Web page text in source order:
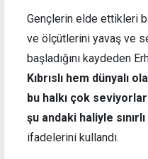
Gençlerin elde ettikleri
ve ölçütlerini yavaş ve
başladığını kaydeden
Kıbrıslı hem dünyalı
bu halkı çok seviyorlar
şu andaki haliyle
ifadelerini kullandı.